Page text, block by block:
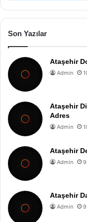
Son Yazılar
Ataşehir
Admin
Ataşehir
Adres
Admin
Ataşehir
Admin
Ataşehir
Admin